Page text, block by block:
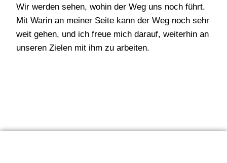
Wir werden sehen, wohin der Weg uns noch führt.
Mit Warin an meiner Seite kann der Weg noch sehr
weit gehen, und ich freue mich darauf, weiterhin an
unseren Zielen mit ihm zu arbeiten.